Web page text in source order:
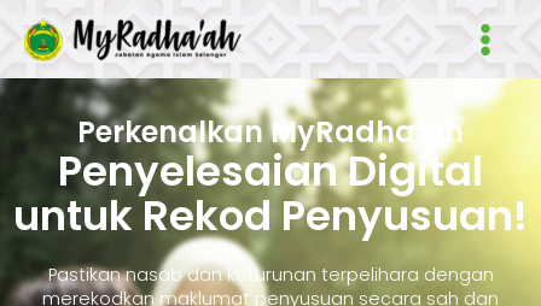
Main
Perkenalkan MyRadha’ah
Penyelesaian Digital
untuk Rekod Penyusuan!
Pastikan nasab dan keturunan terpelihara dengan
merekodkan maklumat penyusuan secara sah dan